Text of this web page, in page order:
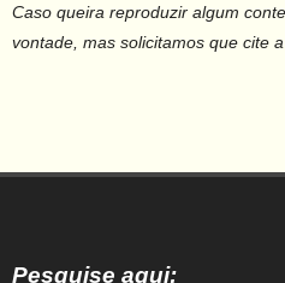
Caso queira reproduzir algum
vontade, mas solicitamos que cite
Pesquise aqui: